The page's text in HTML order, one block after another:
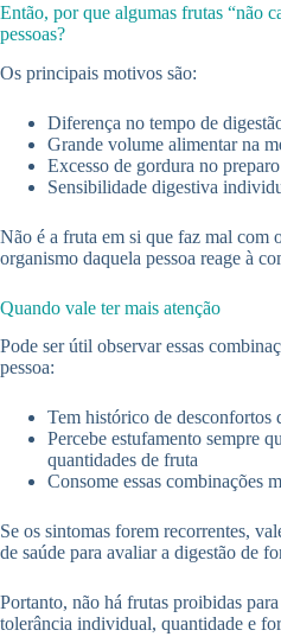
Então, por que algumas frutas “não
pessoas?
Os principais motivos são:
Diferença no tempo de
Grande volume alimentar na
Excesso de gordura no
Sensibilidade digestiva
Não é a fruta em si que faz mal com
organismo daquela pessoa reage à
Quando vale ter mais atenção
Pode ser útil observar essas
pessoa:
Tem histórico de desconfortos
Percebe estufamento sempre
quantidades de fruta
Consome essas combinações
Se os sintomas forem recorrentes,
de saúde para avaliar a digestão de
Portanto, não há frutas proibidas
tolerância individual, quantidade e